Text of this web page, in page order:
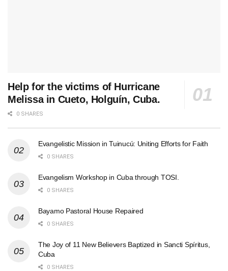
Help for the victims of Hurricane
Melissa in Cueto, Holguín, Cuba.
0 SHARES
Evangelistic Mission in Tuinucú: Uniting Efforts for Faith
0 SHARES
Evangelism Workshop in Cuba through TOSI.
0 SHARES
Bayamo Pastoral House Repaired
0 SHARES
The Joy of 11 New Believers Baptized in Sancti Spíritus,
Cuba
0 SHARES